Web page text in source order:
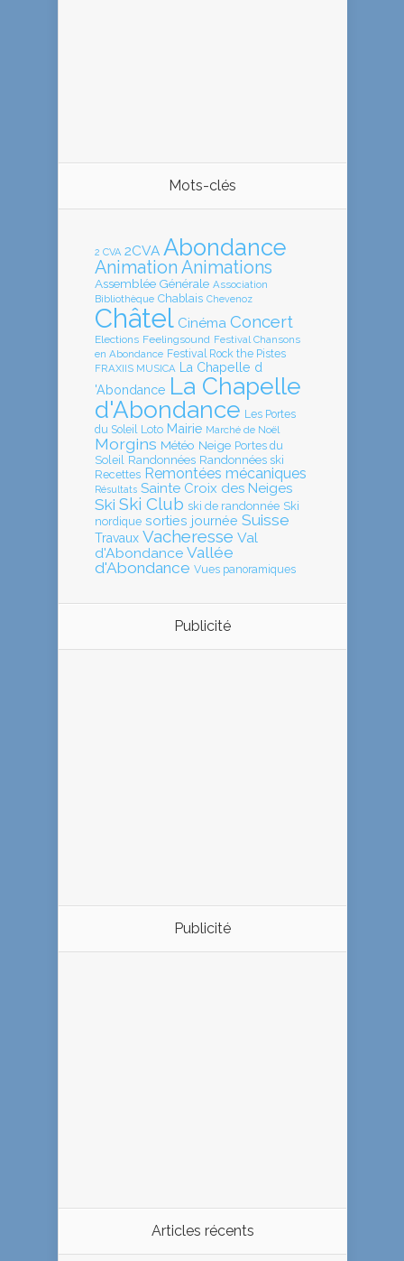
Mots-clés
2 CVA 2CVA Abondance
Animation Animations
Assemblée Générale Association
Bibliothèque Chablais Chevenoz
Châtel Cinéma Concert
Elections Feelingsound Festival Chansons
en Abondance Festival Rock the Pistes
FRAXIIS MUSICA La Chapelle d
'Abondance La Chapelle
d'Abondance Les Portes
du Soleil Loto Mairie Marché de Noël
Morgins Météo Neige Portes du
Soleil Randonnées Randonnées ski
Recettes Remontées mécaniques
Résultats Sainte Croix des Neiges
Ski Ski Club ski de randonnée Ski
nordique sorties journée Suisse
Travaux Vacheresse Val
d'Abondance Vallée
d'Abondance Vues panoramiques
Publicité
Publicité
Articles récents